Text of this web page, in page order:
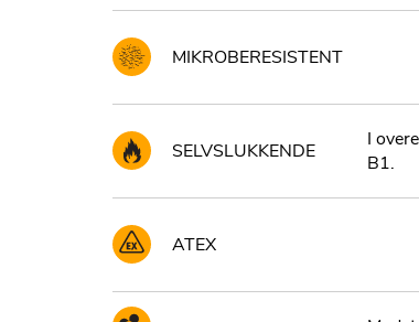
MIKROBERESISTENT
SELVSLUKKENDE
I
B1.
ATEX